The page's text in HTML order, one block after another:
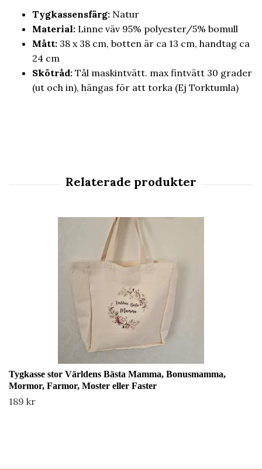
Tygkassensfärg: Natur
Material: Linne väv 95% polyester/5% bomull
Mått: 38 x 38 cm, botten är ca 13 cm, handtag ca
24 cm
Skötråd: Tål maskintvätt. max fintvätt 30 grader
(ut och in), hängas för att torka (Ej Torktumla)
Tygkasse stor Världens Bästa Mamma, Bonusmamma,
Mormor, Farmor, Moster eller Faster
189 kr